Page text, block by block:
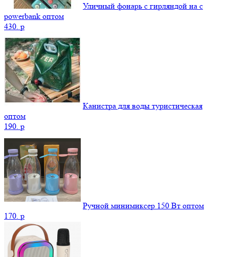
Уличный фонарь с гирляндой на с
powerbank оптом
430. p
Канистра для воды туристическая
оптом
190. p
Ручной минимиксер 150 Вт оптом
170. p